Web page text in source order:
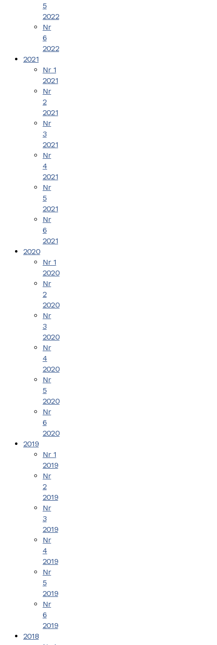
5
2022
Nr
6
2022
2021
Nr 1
2021
Nr
2
2021
Nr
3
2021
Nr
4
2021
Nr
5
2021
Nr
6
2021
2020
Nr 1
2020
Nr
2
2020
Nr
3
2020
Nr
4
2020
Nr
5
2020
Nr
6
2020
2019
Nr 1
2019
Nr
2
2019
Nr
3
2019
Nr
4
2019
Nr
5
2019
Nr
6
2019
2018